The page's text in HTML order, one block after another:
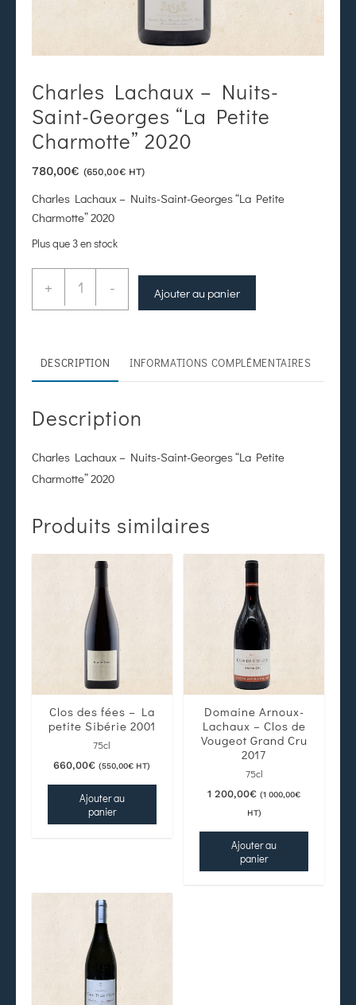
Charles Lachaux – Nuits-
Saint-Georges “La Petite
Charmotte” 2020
780,00€ (650,00€ HT)
Charles Lachaux – Nuits-Saint-Georges “La Petite
Charmotte” 2020
Plus que 3 en stock
+ - Ajouter au panier
DESCRIPTION INFORMATIONS COMPLÉMENTAIRES
Description
Charles Lachaux – Nuits-Saint-Georges “La Petite
Charmotte” 2020
Produits similaires
Clos des fées – La
petite Sibérie 2001
75cl
660,00€ (550,00€ HT)
Ajouter au
panier
Domaine Arnoux-
Lachaux – Clos de
Vougeot Grand Cru
2017
75cl
1 200,00€ (1 000,00€
HT)
Ajouter au
panier